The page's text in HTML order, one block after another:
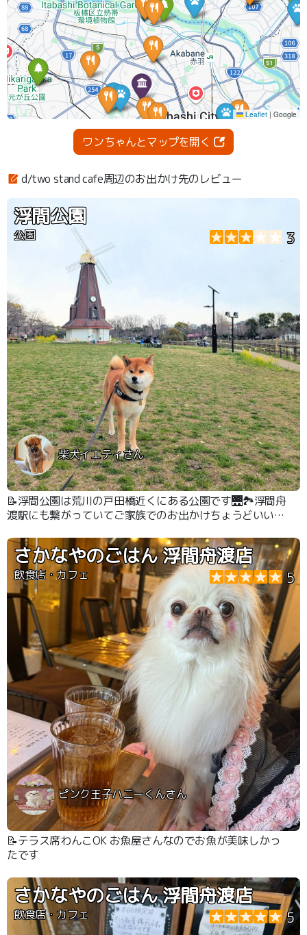
ワンちゃんとマップを開く
d/two stand cafe周辺のお出かけ先のレビュー
浮間公園
公園 3
柴犬イエティさん
📝浮間公園は荒川の戸田橋近くにある公園です🌉🏞️浮間舟
渡駅にも繋がっていてご家族でのお出かけちょうどいい感
て公園の広い範囲が池になっています🐟️
さかなやのごはん 浮間舟渡店
飲食店・カフェ 5
ピンク王子ハニーくんさん
📝テラス席わんこOK お魚屋さんなのでお魚が美味しかっ
たです
さかなやのごはん 浮間舟渡店
飲食店・カフェ 5